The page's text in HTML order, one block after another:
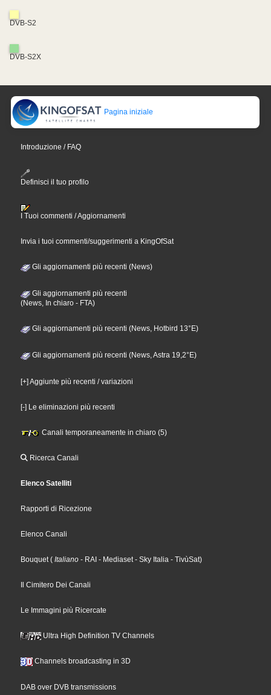
DVB-S2
DVB-S2X
Pagina iniziale
Introduzione / FAQ
Definisci il tuo profilo
I Tuoi commenti / Aggiornamenti
Invia i tuoi commenti/suggerimenti a KingOfSat
Gli aggiornamenti più recenti (News)
Gli aggiornamenti più recenti
(News, In chiaro - FTA)
Gli aggiornamenti più recenti (News, Hotbird 13°E)
Gli aggiornamenti più recenti (News, Astra 19,2°E)
[+] Aggiunte più recenti / variazioni
[-] Le eliminazioni più recenti
Canali temporaneamente in chiaro (5)
Ricerca Canali
Elenco Satelliti
Rapporti di Ricezione
Elenco Canali
Bouquet ( Italiano - RAI - Mediaset - Sky Italia - TivùSat)
Il Cimitero Dei Canali
Le Immagini più Ricercate
Ultra High Definition TV Channels
Channels broadcasting in 3D
DAB over DVB transmissions